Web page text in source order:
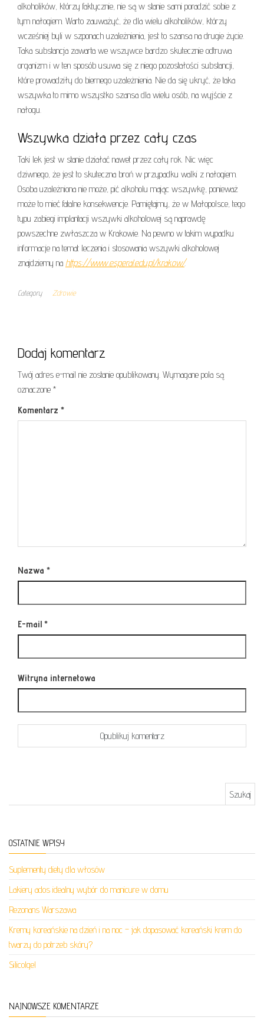
alkoholików, którzy faktycznie, nie są w stanie sami poradzić sobie z
tym nałogiem. Warto zauważyć, że dla wielu alkoholików, którzy
wcześniej byli w szponach uzależnienia, jest to szansa na drugie życie.
Taka substancja zawarta we wszywce bardzo skutecznie odtruwa
organizm i w ten sposób usuwa się z niego pozostałości substancji,
które prowadziły do biernego uzależnienia. Nie da się ukryć, że taka
wszywka to mimo wszystko szansa dla wielu osób, na wyjście z
nałogu.
Wszywka działa przez cały czas
Taki lek jest w stanie działać nawet przez cały rok. Nic więc
dziwnego, że jest to skuteczna broń w przypadku walki z nałogiem.
Osoba uzależniona nie może, pić alkoholu mając wszywkę, ponieważ
może to mieć fatalne konsekwencje. Pamiętajmy, że w Małopolsce, tego
typu zabiegi implantacji wszywki alkoholowej są naprawdę
powszechne zwłaszcza w Krakowie. Na pewno w takim wypadku
informacje na temat leczenia i stosowania wszywki alkoholowej
znajdziemy na https://www.esperal.edu.pl/krakow/.
Category Zdrowie
Dodaj komentarz
Twój adres e-mail nie zostanie opublikowany. Wymagane pola są
oznaczone *
Komentarz *
Nazwa *
E-mail *
Witryna internetowa
OSTATNIE WPISY
Suplementy diety dla włosów
Lakiery ados idealny wybór do manicure w domu
Rezonans Warszawa
Kremy koreańskie na dzień i na noc – jak dopasować koreański krem do
twarzy do potrzeb skóry?
Silicolgel
NAJNOWSZE KOMENTARZE